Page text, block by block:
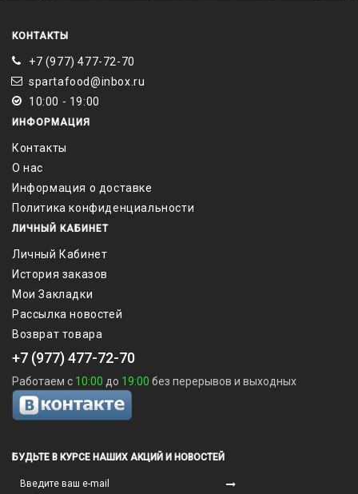
КОНТАКТЫ
+7 (977) 477-72-70
spartafood@inbox.ru
10:00 - 19:00
ИНФОРМАЦИЯ
Контакты
О нас
Информация о доставке
Политика конфиденциальности
ЛИЧНЫЙ КАБИНЕТ
Личный Кабинет
История заказов
Мои Закладки
Рассылка новостей
Возврат товара
+7 (977) 477-72-70
Работаем с 10:00 до 19:00 без перерывов и выходных
БУДЬТЕ В КУРСЕ НАШИХ АКЦИЙ И НОВОСТЕЙ